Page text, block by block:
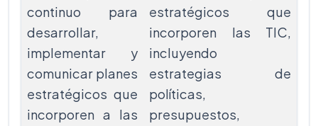
continuo para
desarrollar,
implementar y
comunicar planes
estratégicos que
incorporen a las
estratégicos que
incorporen las TIC,
incluyendo
estrategias de
políticas,
presupuestos,